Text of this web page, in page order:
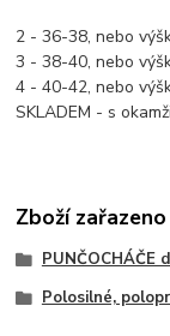
2 - 36-38, nebo
3 - 38-40, nebo
4 - 40-42, nebo
SKLADEM - s
Zboží
PUNČOCHÁČE
Polosilné,